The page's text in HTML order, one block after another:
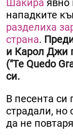
Шакира явно
нападките
разделиха
страна.
и Карол Джи
("Te Quedo
си.
В песента си
страдали, но
да не